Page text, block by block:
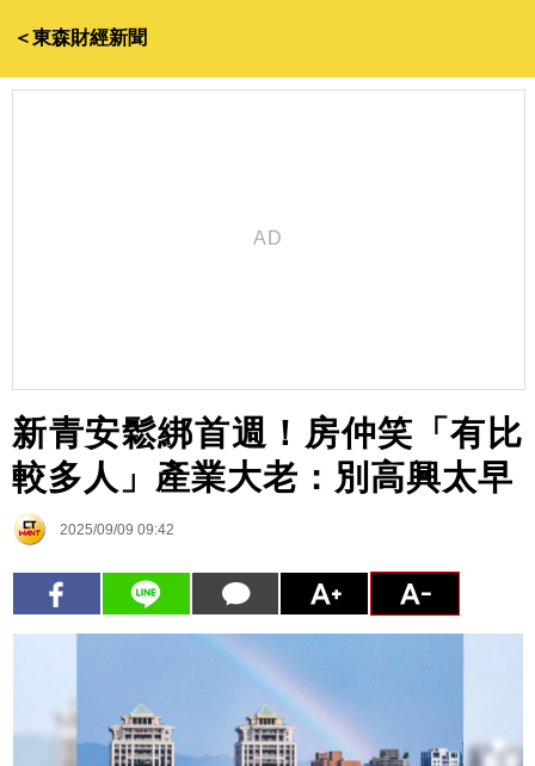
＜東森財經新聞
新青安鬆綁首週！房仲笑「有比
較多人」產業大老：別高興太早
2025/09/09 09:42